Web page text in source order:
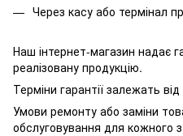
Через касу або термінал
Наш інтернет-магазин надає
реалізовану продукцію.
Терміни гарантії залежать
Умови ремонту або заміни
обслуговування для кожного з